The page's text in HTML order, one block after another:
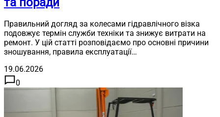
Правильний догляд за колесами гідравлічного візка
подовжує термін служби техніки та знижує витрати на
ремонт. У цій статті розповідаємо про основні причини
зношування, правила експлуатації…
19.06.2026
0